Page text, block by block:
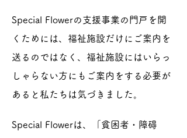
Special Flowerの支援事業の門戸を開
くためには、福祉施設だけにご案内を
送るのではなく、福祉施設にはいらっ
しゃらない方にもご案内をする必要が
あると私たちは気づきました。
Special Flowerは、「貧困者・障碍